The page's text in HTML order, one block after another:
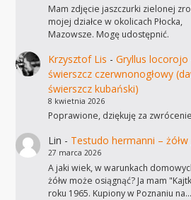
Mam zdjęcie jaszczurki zielonej
mojej działce w okolicach Płocka,
Mazowsze. Mogę udostępnić.
Krzysztof Lis - Gryllus locorojo
świerszcz czerwnonogłowy
świerszcz kubański)
8 kwietnia 2026
Poprawione, dziękuję za
Lin - Testudo hermanni – żółw
27 marca 2026
A jaki wiek, w warunkach
żółw może osiągnąć? Ja mam
roku 1965. Kupiony w Poznaniu na…